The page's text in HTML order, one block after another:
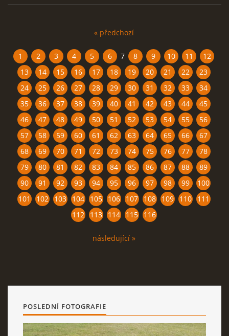
« předchozí
1 2 3 4 5 6 7 8 9 10 11
12
13
14 15 16 17 18 19 20 21 22
23
24
25 26 27 28 29 30 31 32 33
34
35
36 37 38 39 40 41 42 43 44
45
46
47 48 49 50 51 52 53 54 55
56
57
58 59 60 61 62 63 64 65 66
67
68
69 70 71 72 73 74 75 76 77
78
79
80 81 82 83 84 85 86 87 88
89
90
91 92 93 94 95 96 97 98 99
100
101 102 103 104 105 106 107 108 109 110 111
112 113 114 115 116
následující »
POSLEDNÍ FOTOGRAFIE